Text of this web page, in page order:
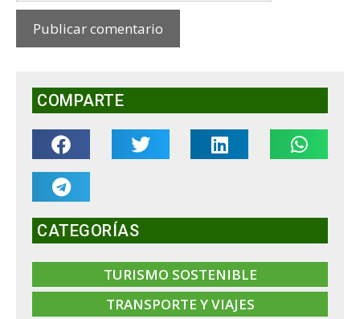
COMPARTE
CATEGORÍAS
TURISMO SOSTENIBLE
TRANSPORTE Y VIAJES